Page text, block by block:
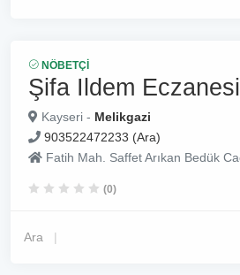
NÖBETÇI
Şifa Ildem Eczanesi
Kayseri - Melikgazi
903522472233 (Ara)
Fatih Mah. Saffet Arıkan Bedük
(0)
Ara